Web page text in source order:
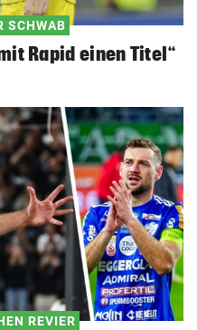
SCHWAB
Rapid einen Titel“
REVIER